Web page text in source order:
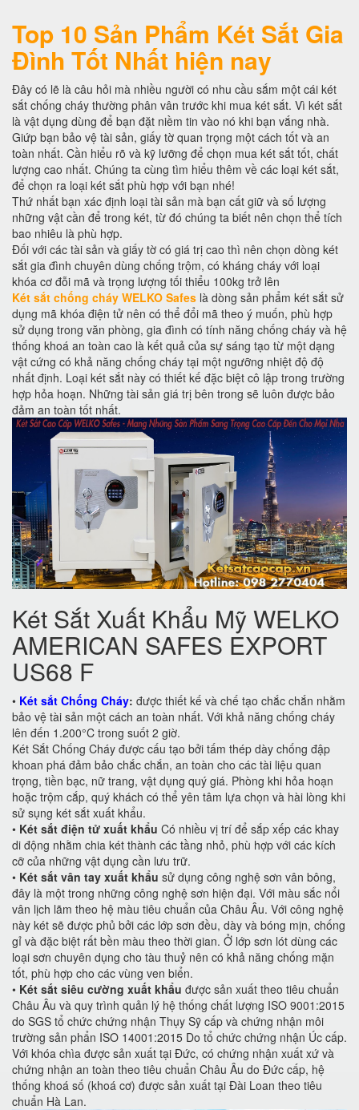
Top 10 Sản Phẩm Két Sắt Gia
Đình Tốt Nhất hiện nay
Đây có lẽ là câu hỏi mà nhiều người có nhu cầu sắm một cái két
sắt chống cháy thường phân vân trước khi mua két sắt. Vì két sắt
là vật dụng dùng để bạn đặt niềm tin vào nó khi bạn vắng nhà.
Giứp bạn bảo vệ tài sản, giấy tờ quan trọng một cách tốt và an
toàn nhất. Cần hiểu rõ và kỹ lưỡng để chọn mua két sắt tốt, chất
lượng cao nhất. Chúng ta cùng tìm hiểu thêm về các loại két sắt,
để chọn ra loại két sắt phù hợp với bạn nhé!
Thứ nhất bạn xác định loại tài sản mà bạn cất giữ và số lượng
những vật cần để trong két, từ đó chúng ta biết nên chọn thể tích
bao nhiêu là phù hợp.
Đối với các tài sản và giấy tờ có giá trị cao thì nên chọn dòng két
sắt gia đình chuyên dùng chống trộm, có kháng cháy với loại
khóa cơ đỗi mã và trọng lượng tối thiểu 100kg trở lên
Két sắt chống cháy WELKO Safes là dòng sản phẩm két sắt sử
dụng mã khóa điện tử nên có thể đổi mã theo ý muốn, phù hợp
sử dụng trong văn phòng, gia đình có tính năng chống cháy và hệ
thống khoá an toàn cao là kết quả của sự sáng tạo từ một dạng
vật cứng có khả năng chống cháy tại một ngưỡng nhiệt độ độ
nhất định. Loại két sắt này có thiết kế đặc biệt cô lập trong trường
hợp hỏa hoạn. Những tài sản giá trị bên trong sẽ luôn được bảo
đảm an toàn tốt nhất.
Két Sắt Xuất Khẩu Mỹ WELKO
AMERICAN SAFES EXPORT
US68 F
• Két sắt Chống Cháy: được thiết kế và chế tạo chắc chắn nhằm
bảo vệ tài sản một cách an toàn nhất. Với khả năng chống cháy
lên đến 1.200°C trong suốt 2 giờ.
Két Sắt Chống Cháy được cấu tạo bởi tấm thép dày chống đập
khoan phá đảm bảo chắc chắn, an toàn cho các tài liệu quan
trọng, tiền bạc, nữ trang, vật dụng quý giá. Phòng khi hỏa hoạn
hoặc trộm cắp, quý khách có thể yên tâm lựa chọn và hài lòng khi
sử sụng két sắt xuất khẩu.
• Két sắt điện tử xuất khẩu Có nhiều vị trí để sắp xếp các khay
di động nhằm chia két thành các tầng nhỏ, phù hợp với các kích
cỡ của những vật dụng cần lưu trữ.
• Két sắt vân tay xuất khẩu sử dụng công nghệ sơn vân bông,
đây là một trong những công nghệ sơn hiện đại. Với màu sắc nổi
vân lịch lãm theo hệ màu tiêu chuẩn của Châu Âu. Với công nghệ
này két sẽ được phủ bởi các lớp sơn đều, dày và bóng mịn, chống
gỉ và đặc biệt rất bền màu theo thời gian. Ở lớp sơn lót dùng các
loại sơn chuyên dụng cho tàu thuỷ nên có khả năng chống mặn
tốt, phù hợp cho các vùng ven biển.
• Két sắt siêu cường xuất khẩu được sản xuất theo tiêu chuẩn
Châu Âu và quy trình quản lý hệ thống chất lượng ISO 9001:2015
do SGS tổ chức chứng nhận Thụy Sỹ cấp và chứng nhận môi
trường sản phẩn ISO 14001:2015 Do tổ chức chứng nhận Úc cấp.
Với khóa chìa được sản xuất tại Đức, có chứng nhận xuất xứ và
chứng nhận an toàn theo tiêu chuẩn Châu Âu do Đức cấp, hệ
thống khoá số (khoá cơ) được sản xuất tại Đài Loan theo tiêu
chuẩn Hà Lan.